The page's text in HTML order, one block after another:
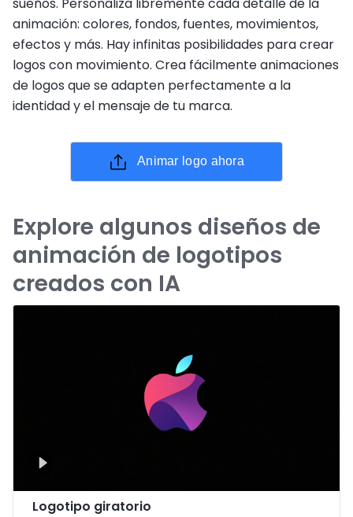
animación: colores, fondos, fuentes, movimientos,
efectos y más. Hay infinitas posibilidades para crear
logos con movimiento. Crea fácilmente animaciones
de logos que se adapten perfectamente a la
identidad y el mensaje de tu marca.
Animar logo ahora
Explore algunos diseños de
animación de logotipos
creados con IA
Logotipo giratorio